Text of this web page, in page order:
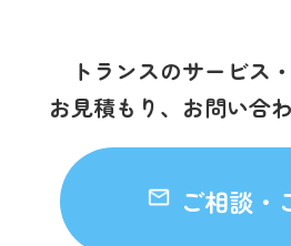
トランスのサービス
お見積もり、お問い合
ご相談・